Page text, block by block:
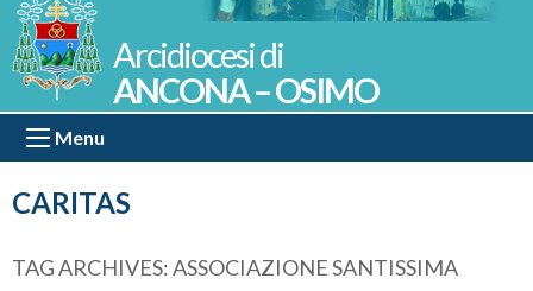
CARITAS
ANCONA – OSIMO
Menu
TAG ARCHIVES:ASSOCIAZIONE SANTISSIMA